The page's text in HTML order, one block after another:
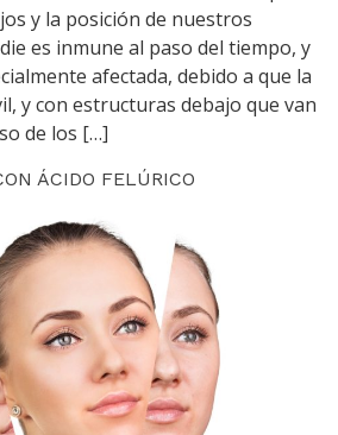
y la posición de nuestros
es inmune al paso del tiempo, y
afectada, debido a que la
y con estructuras debajo que van
de los […]
ÁCIDO FELÚRICO